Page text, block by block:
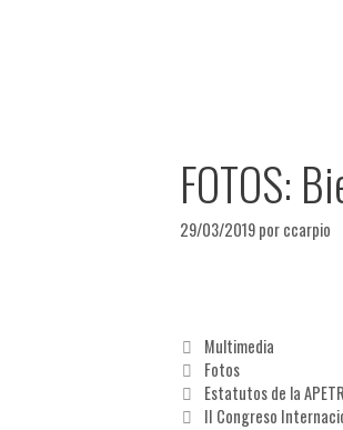
FOTOS:
29/03/2019porccarpio
Multimedia
Fotos
Estatutos de la
II Congreso